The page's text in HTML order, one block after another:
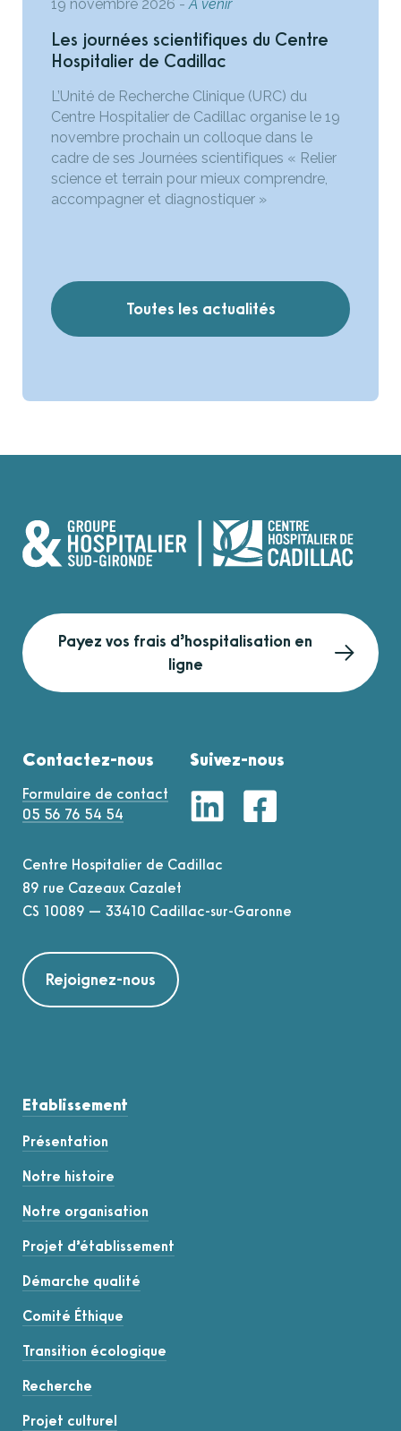
19 novembre 2026 -A venir
Les journées scientifiques du Centre
Hospitalier de Cadillac
L’Unité de Recherche Clinique (URC) du
Centre Hospitalier de Cadillac organise le 19
novembre prochain un colloque dans le
cadre de ses Journées scientifiques « Relier
science et terrain pour mieux comprendre,
accompagner et diagnostiquer »
Toutes les actualités
Payez vos frais d’hospitalisation en
ligne
Contactez-nous
Formulaire de contact
05 56 76 54 54
Suivez-nous
Centre Hospitalier de Cadillac
89 rue Cazeaux Cazalet
CS 10089 — 33410 Cadillac-sur-Garonne
Rejoignez-nous
Etablissement
Présentation
Notre histoire
Notre organisation
Projet d’établissement
Démarche qualité
Comité Éthique
Transition écologique
Recherche
Projet culturel